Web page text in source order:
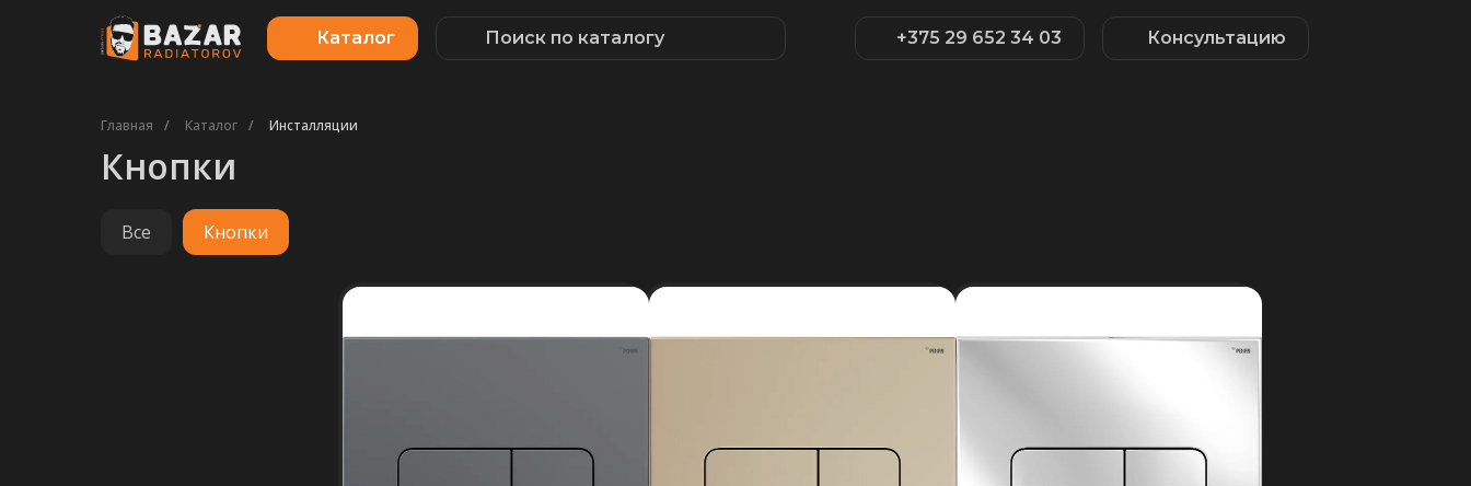
Консультацию
+375 29 652 34 03
Каталог Поиск по каталогу
Главная / Каталог / Инсталляции
Кнопки
Все Кнопки